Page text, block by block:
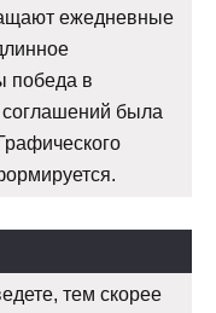
ежедневные
победа в
была
тем скорее